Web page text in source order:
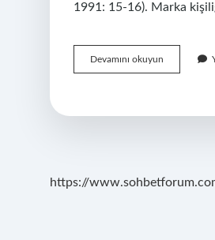
1991: 15-16). Marka
Devamını okuyun
Oluşturan
https://